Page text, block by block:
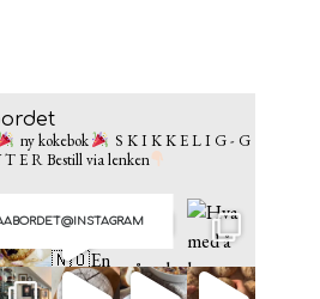
ny kokebok
S K I K K E L I G - G
T E RBestill via lenken